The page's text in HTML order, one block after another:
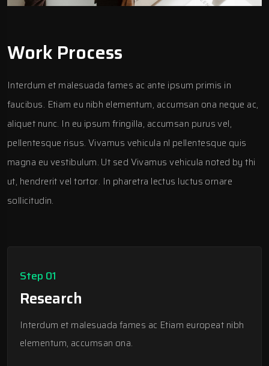
Work Process
Interdum et malesuada fames ac ante ipsum primis in
faucibus. Etiam eu nibh elementum, accumsan ona neque ac,
aliquet nunc. In eu ipsum fringilla, accumsan purus vel,
pellentesque risus. Vivamus vehicula nl pellentesque quis
magna eu vestibulum. Ut sed Vivamus vehicula noted by thi
ut, hendrerit vel tortor. In pharetra lectus luctus ornare
sollicitudin.
Step 01
Research
Interdum et malesuada fames ac Etiam europeat nibh
elementum, accumsan ona.